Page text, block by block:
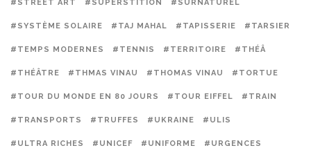
#STREET ART #SUPERSTITION #SURNATUREL
#SYSTÈME SOLAIRE #TAJ MAHAL #TAPISSERIE #TARSIER
#TEMPS MODERNES #TENNIS #TERRITOIRE #THÉÂ
#THÉÂTRE #THMAS VINAU #THOMAS VINAU #TORTUE
#TOUR DU MONDE EN 80 JOURS #TOUR EIFFEL #TRAIN
#TRANSPORTS #TRUFFES #UKRAINE #ULIS
#ULTRA RICHES #UNICEF #UNIFORME #URGENCES